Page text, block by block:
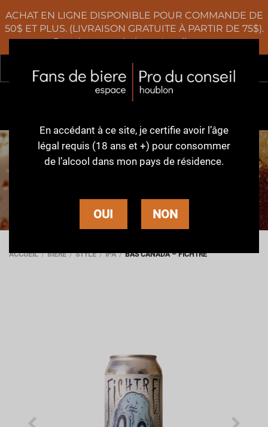
ACHAT EN LIGNE DISPONIBLE POUR COMMANDE DE
50$ ET PLUS. (LIVRAISON GRATUITE À PARTIR DE 75$).
Certaines restrictions s'appliquent
0
ACCUEIL BIÈRE STYLE IPA BAS CANADA – FICHTRE
En accédant à ce site, je certifie avoir l’âge
légal requis (18 ans et +) pour consommer
de l’alcool dans mon pays de résidence.
OUI NON